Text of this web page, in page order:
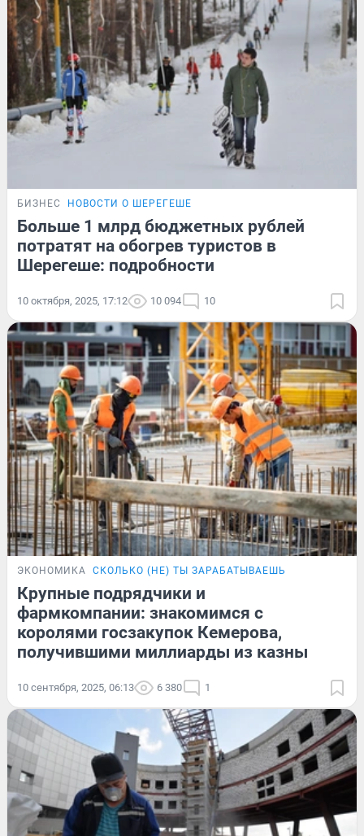
БИЗНЕС НОВОСТИ О ШЕРЕГЕШЕ
Больше 1 млрд бюджетных рублей
потратят на обогрев туристов в
Шерегеше: подробности
10 октября, 2025, 17:12 10 094 10
ЭКОНОМИКА СКОЛЬКО (НЕ) ТЫ ЗАРАБАТЫВАЕШЬ
Крупные подрядчики и
фармкомпании: знакомимся с
королями госзакупок Кемерова,
получившими миллиарды из казны
10 сентября, 2025, 06:13 6 380 1